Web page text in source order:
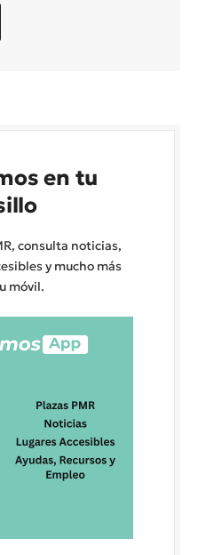
en tu
consulta noticias,
y mucho más
móvil.